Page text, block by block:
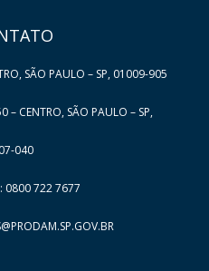
SÃO PAULO – SP, 01009-905
– CENTRO, SÃO PAULO – SP,
040
0800 722 7677